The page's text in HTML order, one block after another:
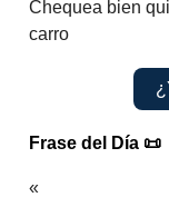
Chequea bien
carro
Frase del Día 📜
«